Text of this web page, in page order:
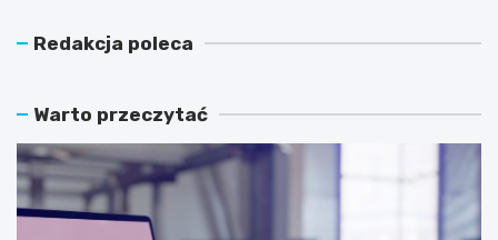
Redakcja poleca
Warto przeczytać